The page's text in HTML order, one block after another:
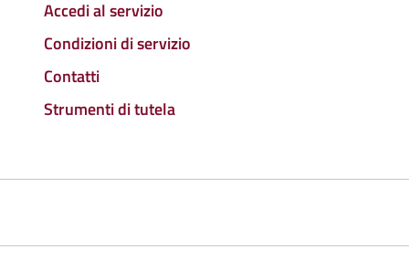
Accedi al servizio
Condizioni di servizio
Contatti
Strumenti di tutela